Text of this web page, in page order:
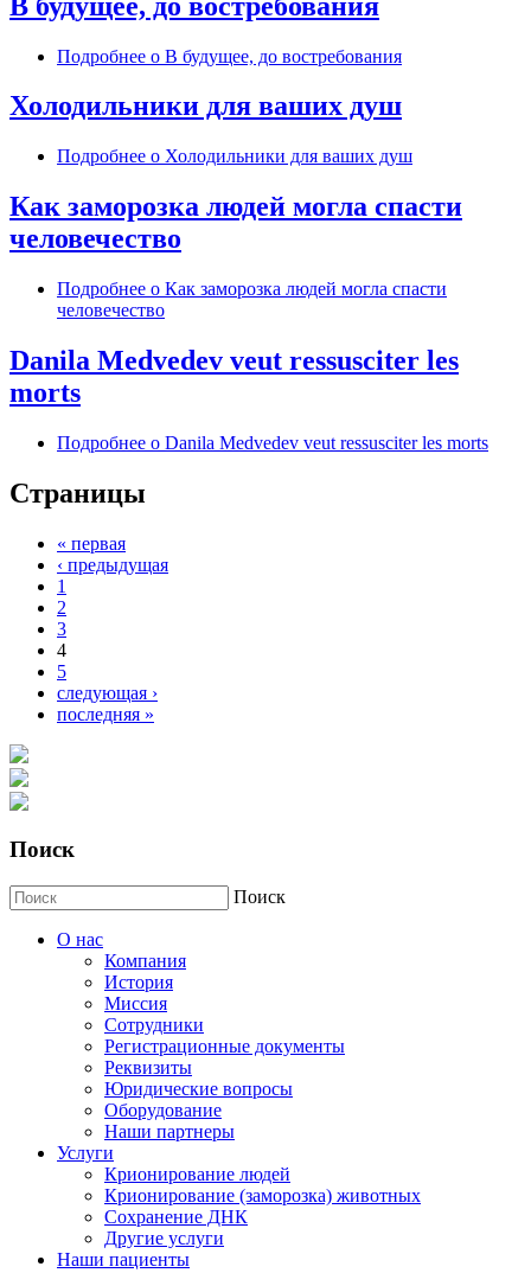
Подробнее о В будущее, до востребования
Холодильники для ваших душ
Подробнее о Холодильники для ваших душ
Как заморозка людей могла спасти
человечество
Подробнее о Как заморозка людей могла спасти
человечество
Danila Medvedev veut ressusciter les
morts
Подробнее о Danila Medvedev veut ressusciter les morts
Страницы
« первая
‹ предыдущая
1
2
3
4
5
следующая ›
последняя »
Поиск
Поиск
О нас
Компания
История
Миссия
Сотрудники
Регистрационные документы
Реквизиты
Юридические вопросы
Оборудование
Наши партнеры
Услуги
Крионирование людей
Крионирование (заморозка) животных
Сохранение ДНК
Другие услуги
Наши пациенты